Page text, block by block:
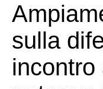
sulla